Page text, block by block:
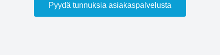
Pyydä tunnuksia asiakaspalvelusta